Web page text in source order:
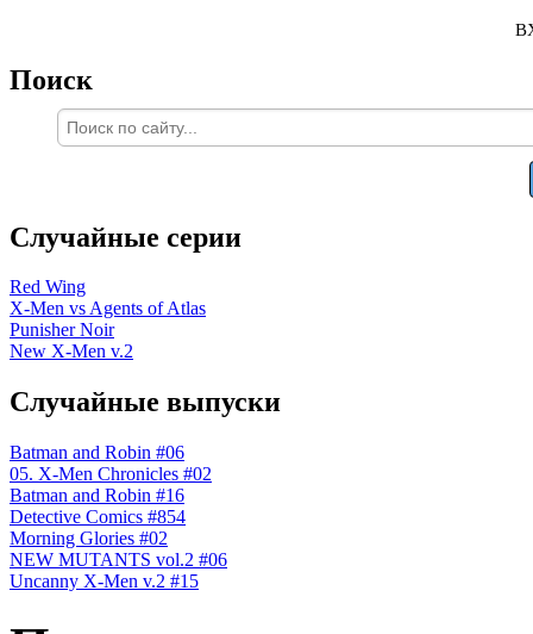
Поиск
Случайные серии
Red Wing
X-Men vs Agents of Atlas
Punisher Noir
New X-Men v.2
Случайные выпуски
Batman and Robin #06
05. X-Men Chronicles #02
Batman and Robin #16
Detective Comics #854
Morning Glories #02
NEW MUTANTS vol.2 #06
Uncanny X-Men v.2 #15